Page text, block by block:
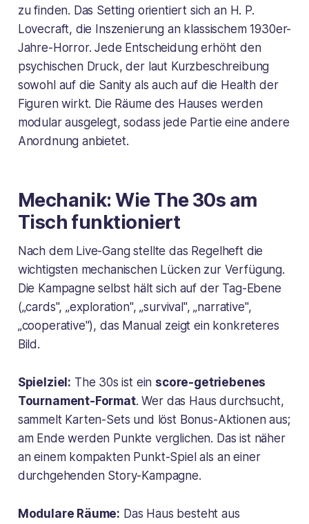
zu finden. Das Setting orientiert sich an H. P.
Lovecraft, die Inszenierung an klassischem 1930er-
Jahre-Horror. Jede Entscheidung erhöht den
psychischen Druck, der laut Kurzbeschreibung
sowohl auf die Sanity als auch auf die Health der
Figuren wirkt. Die Räume des Hauses werden
modular ausgelegt, sodass jede Partie eine andere
Anordnung anbietet.
Mechanik: Wie The 30s am
Tisch funktioniert
Nach dem Live-Gang stellte das Regelheft die
wichtigsten mechanischen Lücken zur Verfügung.
Die Kampagne selbst hält sich auf der Tag-Ebene
(„cards", „exploration", „survival", „narrative",
„cooperative"), das Manual zeigt ein konkreteres
Bild.
Spielziel: The 30s ist ein score-getriebenes
Tournament-Format. Wer das Haus durchsucht,
sammelt Karten-Sets und löst Bonus-Aktionen aus;
am Ende werden Punkte verglichen. Das ist näher
an einem kompakten Punkt-Spiel als an einer
durchgehenden Story-Kampagne.
Modulare Räume: Das Haus besteht aus